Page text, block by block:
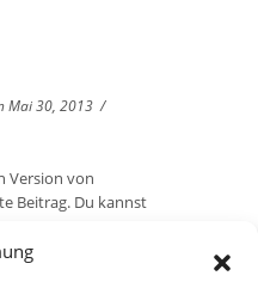
Mai 30, 2013 /
Version von
Beitrag. Du kannst
Um Spam zu
in den
die entsprechenden